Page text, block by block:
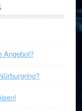
Angebot?